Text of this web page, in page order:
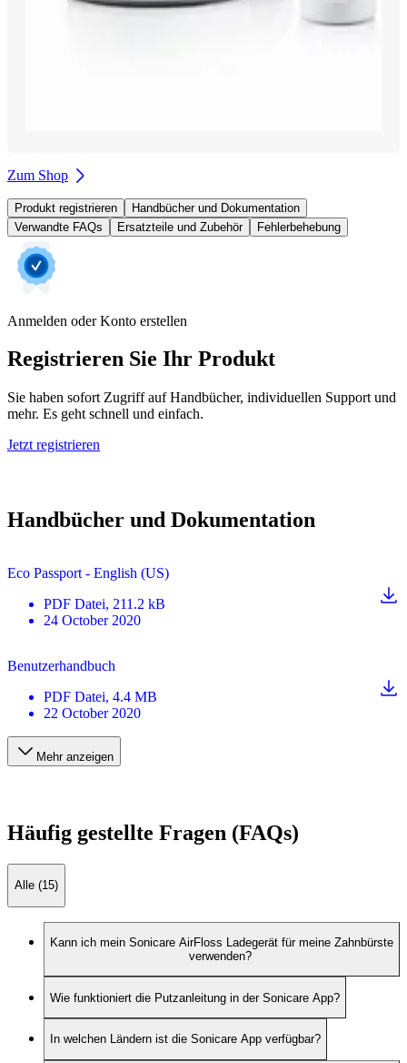
Zum Shop
Produkt registrieren
Handbücher und Dokumentation
Verwandte FAQs
Ersatzteile und Zubehör Fehlerbehebung
Anmelden oder Konto erstellen
Registrieren Sie Ihr Produkt
Sie haben sofort Zugriff auf Handbücher, individuellen Support und
mehr. Es geht schnell und einfach.
Jetzt registrieren
Handbücher und Dokumentation
Eco Passport - English (US)
PDF Datei, 211.2 kB
24 October 2020
Benutzerhandbuch
PDF Datei, 4.4 MB
22 October 2020
Mehr anzeigen
Häufig gestellte Fragen (FAQs)
Alle (15)
Kann ich mein Sonicare AirFloss Ladegerät für meine Zahnbürste
verwenden?
Wie funktioniert die Putzanleitung in der Sonicare App?
In welchen Ländern ist die Sonicare App verfügbar?